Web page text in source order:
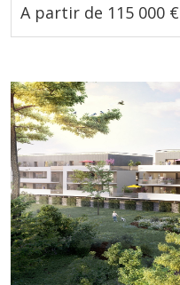
A partir de 115 000 €